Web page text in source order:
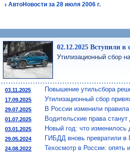
АвтоНовости за 28 июля 2006 г.
02.12.2025 Вступили в
Утилизационный сбор
03.11.2025 Повышение утильсбора
17.09.2025 Утилизационный сбор
29.07.2025 В России изменили
01.07.2025 Водительские права
03.01.2025 Новый год: что изменилось
29.05.2024 ГИБДД вновь превратили в
24.08.2022 Техосмотр в России: опять